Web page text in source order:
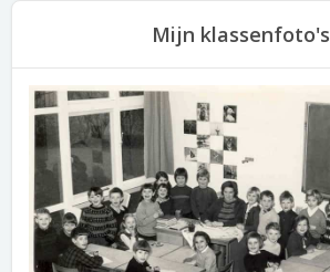
Mijn klassenfoto's